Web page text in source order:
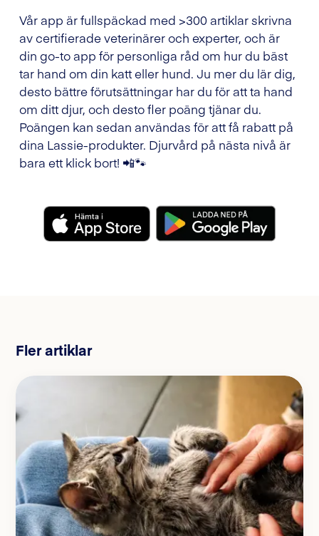
Vår app är fullspäckad med >300 artiklar skrivna
av certifierade veterinärer och experter, och är
din go-to app för personliga råd om hur du bäst
tar hand om din katt eller hund. Ju mer du lär dig,
desto bättre förutsättningar har du för att ta hand
om ditt djur, och desto fler poäng tjänar du.
Poängen kan sedan användas för att få rabatt på
dina Lassie-produkter. Djurvård på nästa nivå är
bara ett klick bort! 📲🐾
Fler artiklar